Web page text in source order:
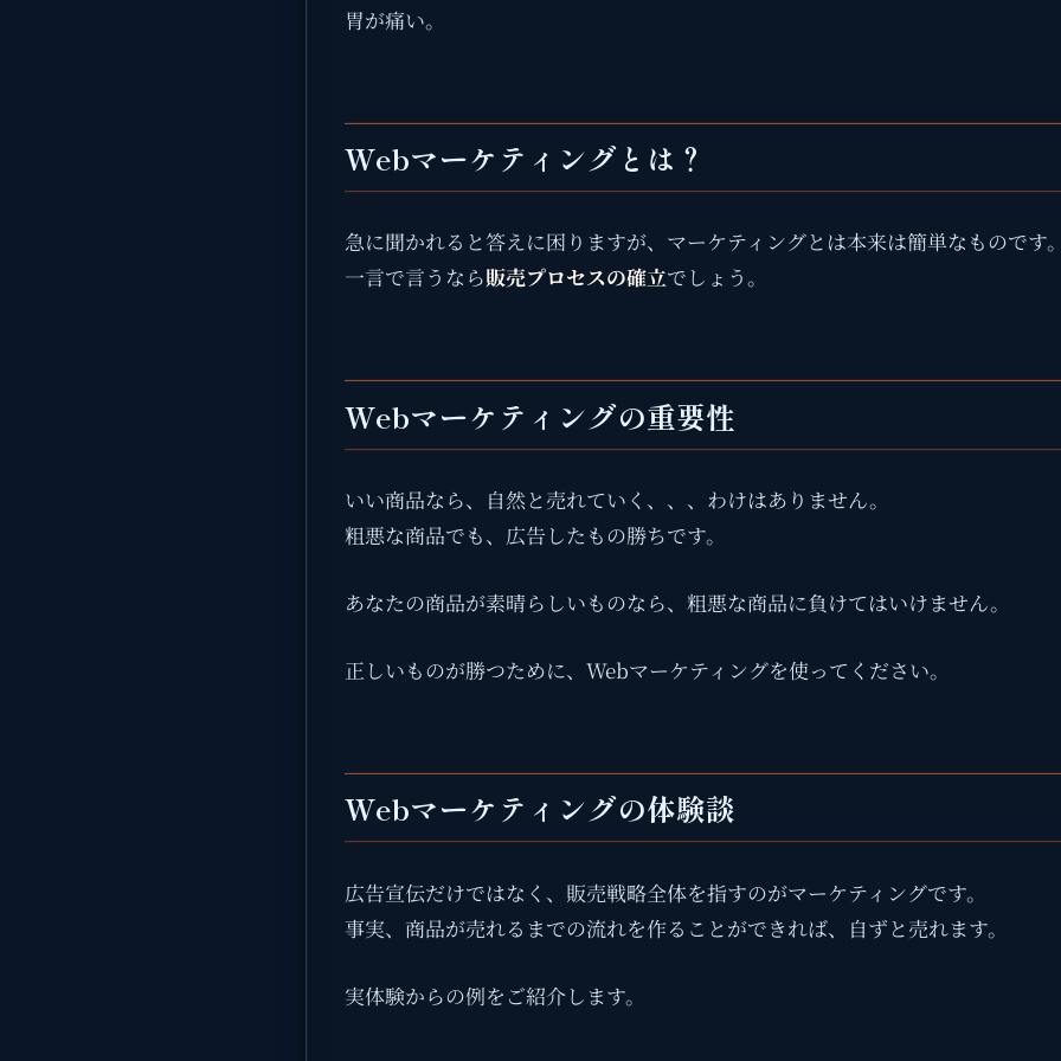
胃が痛い。
Webマーケティングとは？
急に聞かれると答えに困りますが、マーケティングとは本来は簡単なものです
一言で言うなら販売プロセスの確立でしょう。
Webマーケティングの重要性
いい商品なら、自然と売れていく、、、わけはありません。
粗悪な商品でも、広告したもの勝ちです。
あなたの商品が素晴らしいものなら、粗悪な商品に負けてはいけません。
正しいものが勝つために、Webマーケティングを使ってください。
Webマーケティングの体験談
広告宣伝だけではなく、販売戦略全体を指すのがマーケティングです。
事実、商品が売れるまでの流れを作ることができれば、自ずと売れます。
実体験からの例をご紹介します。